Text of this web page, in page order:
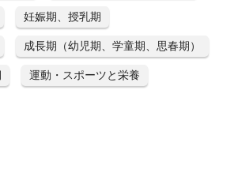
妊娠期、授乳期
成長期（幼児期、学童期、思春期）
運動・スポーツと栄養